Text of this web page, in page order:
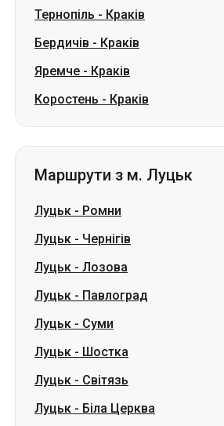
Тернопіль - Краків
Бердичів - Краків
Яремче - Краків
Коростень - Краків
Маршрути з м. Луцьк
Луцьк - Ромни
Луцьк - Чернігів
Луцьк - Лозова
Луцьк - Павлоград
Луцьк - Суми
Луцьк - Шостка
Луцьк - Світязь
Луцьк - Біла Церква